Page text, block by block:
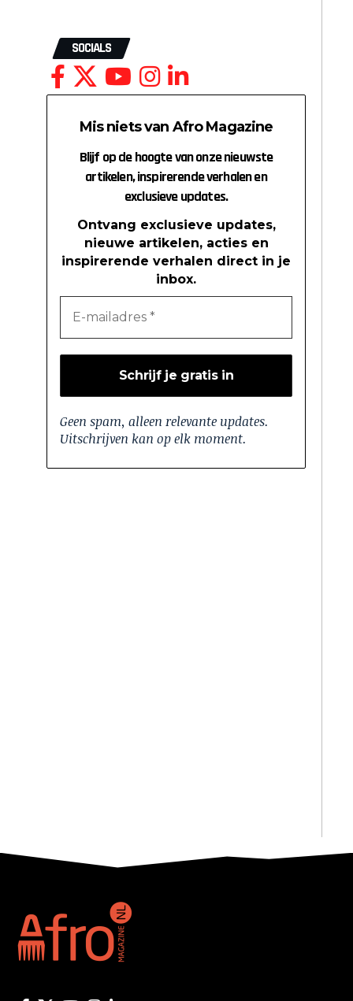
SOCIALS
Mis niets van Afro Magazine
Blijf op de hoogte van onze nieuwste
artikelen, inspirerende verhalen en
exclusieve updates.
Ontvang exclusieve updates,
nieuwe artikelen, acties en
inspirerende verhalen direct in je
inbox.
Geen spam, alleen relevante updates.
Uitschrijven kan op elk moment.